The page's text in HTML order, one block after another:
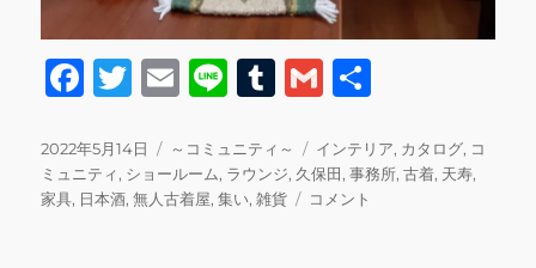
F
c
e
T
it
te
E
ai
l
Li
e
T
m
bl
G
ai
l
投
稿
日:
2022年5月14日
カ
テ
ゴ
～コミュニティ～
タ
グ
インテリア, カタログ, コ
ミュニティ, ショールーム, ラウンジ, 久保田,事務所,古着, 天寿,
家具, 日本酒,無人古着屋,集い,雑貨
本
コメント